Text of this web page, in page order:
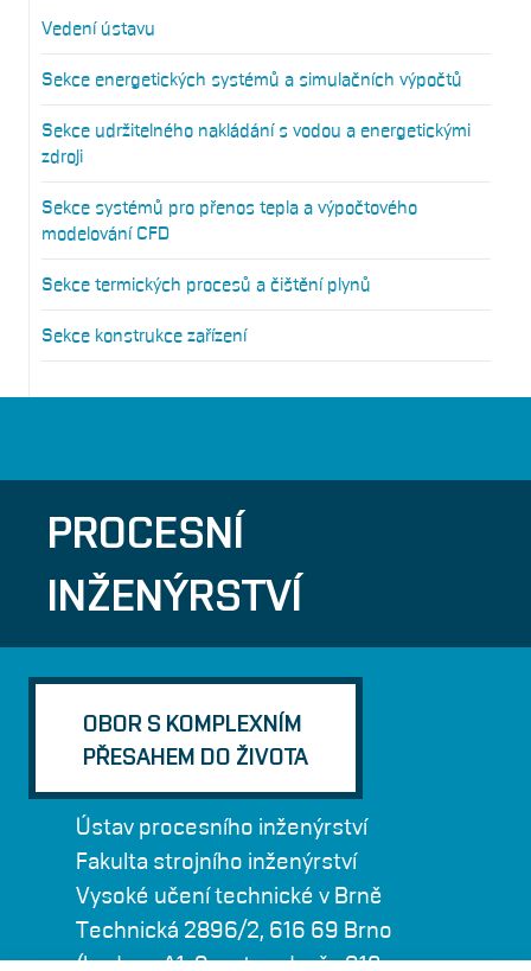
Vedení ústavu
Sekce energetických systémů a simulačních výpočtů
Sekce udržitelného nakládání s vodou a energetickými
zdroji
Sekce systémů pro přenos tepla a výpočtového
modelování CFD
Sekce termických procesů a čištění plynů
Sekce konstrukce zařízení
PROCESNÍ
INŽENÝRSTVÍ
OBOR S KOMPLEXNÍM
PŘESAHEM DO ŽIVOTA
Ústav procesního inženýrství
Fakulta strojního inženýrství
Vysoké učení technické v Brně
Technická 2896/2, 616 69 Brno
(budova A1, 9. patro, dveře 918 -